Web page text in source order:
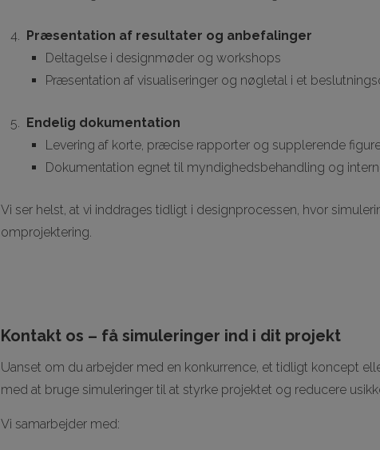
Præsentation af resultater og anbefalinger
Deltagelse i designmøder og workshops
Præsentation af visualiseringer og nøgletal i et
Endelig dokumentation
Levering af korte, præcise rapporter og supplerende
Dokumentation egnet til myndighedsbehandling og
Vi ser helst, at vi inddrages tidligt i designprocessen, hvor
omprojektering.
Kontakt os – få simuleringer ind i dit projekt
Uanset om du arbejder med en konkurrence, et tidligt koncept
med at bruge simuleringer til at styrke projektet og reducere
Vi samarbejder med: